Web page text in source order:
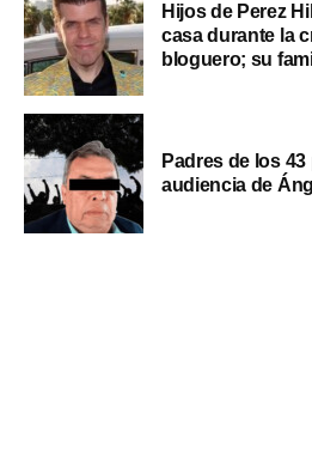
Hijos de Perez
casa durante la
bloguero; su
Padres de los
audiencia de